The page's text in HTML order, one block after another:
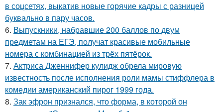
в соцсетях, выкатив новые горячие кадры с разницей
буквально в пару часов.
6. Выпускники, набравшие 200 баллов по двум
предметам на ЕГЭ, получат красивые мобильные
номера с комбинацией из трёх пятёрок.
7. Актриса Дженнифер кулидж обрела мировую
известность после исполнения роли мамы стиффлера в
комедии американский пирог 1999 года.
8. Зак эфрон признался, что форма, в которой он